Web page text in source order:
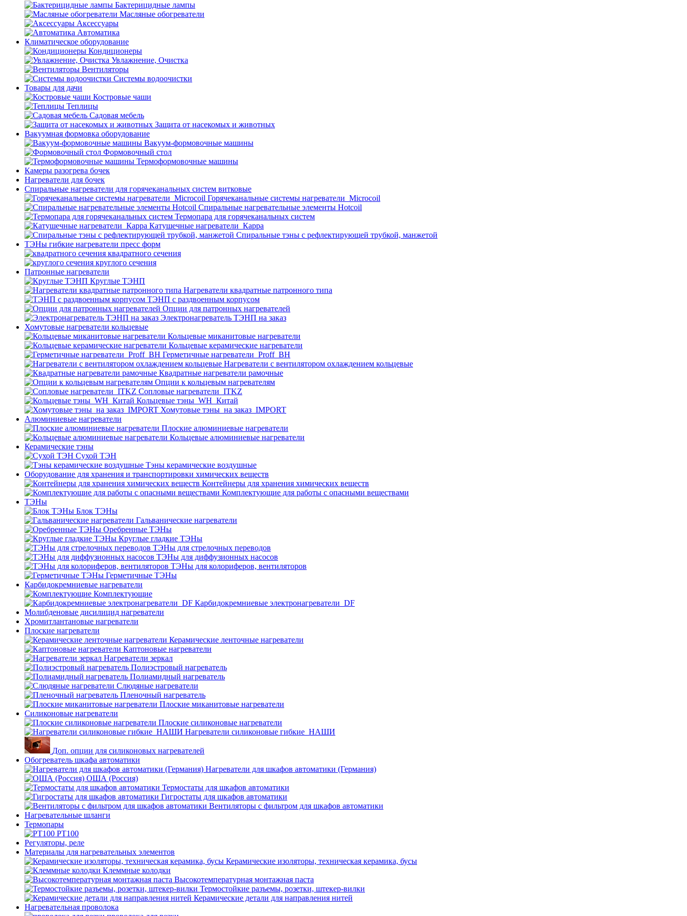
Бактерицидные лампы
Масляные обогреватели
Аксессуары
Автоматика
Климатическое оборудование
Кондиционеры
Увлажнение, Очистка
Вентиляторы
Системы водоочистки
Товары для дачи
Костровые чаши
Теплицы
Садовая мебель
Защита от насекомых и животных
Вакуумная формовка оборудование
Вакуум-формовочные машины
Формовочный стол
Термоформовочные машины
Камеры разогрева бочек
Нагреватели для бочек
Спиральные нагреватели для горячеканальных систем витковые
Горячеканальные системы нагреватели_Microcoil
Спиральные нагревательные элементы Hotcoil
Термопара для горячеканальных систем
Катушечные нагреватели_Карра
Спиральные тэны с рефлектирующей трубкой, манжетой
ТЭНы гибкие нагреватели пресс форм
квадратного сечения
круглого сечения
Патронные нагреватели
Круглые ТЭНП
Нагреватели квадратные патронного типа
ТЭНП с раздвоенным корпусом
Опции для патронных нагревателей
Электронагреватель ТЭНП на заказ
Хомутовые нагреватели кольцевые
Кольцевые миканитовые нагреватели
Кольцевые керамические нагреватели
Герметичные нагреватели_Proff_BH
Нагреватели с вентилятором охлаждением кольцевые
Квадратные нагреватели рамочные
Опции к кольцевым нагревателям
Cопловые нагреватели_ITKZ
Кольцевые тэны_WH_Китай
Хомутовые тэны_на заказ_IMPORT
Алюминиевые нагреватели
Плоские алюминиевые нагреватели
Кольцевые алюминиевые нагреватели
Керамические тэны
Сухой ТЭН
Тэны керамические воздушные
Оборудование для хранения и транспортировки химических веществ
Контейнеры для хранения химических веществ
Комплектующие для работы с опасными веществами
ТЭНы
Блок ТЭНы
Гальванические нагреватели
Оребренные ТЭНы
Круглые гладкие ТЭНы
ТЭНы для стрелочных переводов
ТЭНы для диффузионных насосов
ТЭНы для колориферов, вентиляторов
Герметичные ТЭНы
Карбидокремниевые нагреватели
Комплектующие
Карбидокремниевые электронагреватели_DF
Молибденовые дисилицид нагреватели
Хромитлантановые нагреватели
Плоские нагреватели
Керамические ленточные нагреватели
Каптоновые нагреватели
Нагреватели зеркал
Полиэстровый нагреватель
Полиамидный нагреватель
Слюдяные нагреватели
Пленочный нагреватель
Плоские миканитовые нагреватели
Силиконовые нагреватели
Плоские силиконовые нагреватели
Нагреватели силиконовые гибкие_НАШИ
Доп. опции для силиконовых нагревателей
Обогреватель шкафа автоматики
Нагреватели для шкафов автоматики (Германия)
ОША (Россия)
Термостаты для шкафов автоматики
Гигростаты для шкафов автоматики
Вентиляторы с фильтром для шкафов автоматики
Нагревательные шланги
Термопары
PT100
Регуляторы, реле
Материалы для нагревательных элементов
Керамические изоляторы, техническая керамика, бусы
Клеммные колодки
Высокотемпературная монтажная паста
Термостойкие разъемы, розетки, штекер-вилки
Керамические детали для направления нитей
Нагревательная проволока